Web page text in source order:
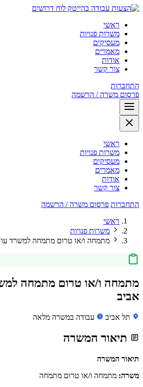
לוח דרושים
ראשי
משרות פנויות
מעסיקים
מאמרים
אודות
צור קשר
התחברות
פרסום משרה / הרשמה
ראשי
משרות פנויות
מעסיקים
מאמרים
אודות
צור קשר
התחברות פרסום משרה / הרשמה
ראשי
משרות פנויות
מתמחה ו/או טרום מתמחה למשרד
מתמחה ו/או טרום מתמחה
אביב
תל אביב עבודה במשרה מלאה
תיאור המשרה
תיאור המשרה
משרה: מתמחה ו/או טרום מתמחה